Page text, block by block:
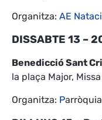
Organitza: AE
DISSABTE 13 –
Benedicció Sant
la plaça Major,
Organitza: P